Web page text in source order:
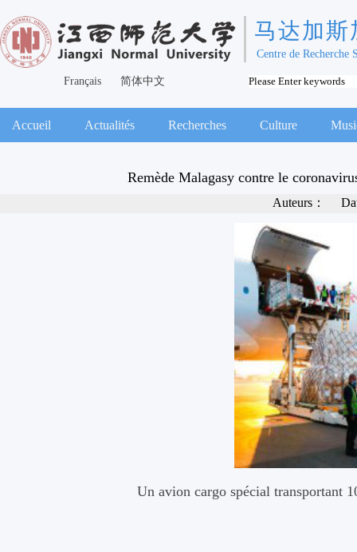
马达加斯
Centre de Recherche
Français 简体中文
Accueil Actualités Recherches Culture
Remède Malagasy contre le
Auteurs：
Un avion cargo spécial transportant